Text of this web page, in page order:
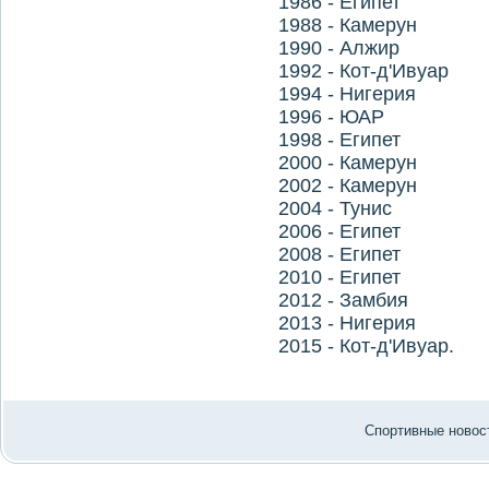
1988 - Камерун
1990 - Алжир
1992 - Кот-д'Ивуар
1994 - Нигерия
1996 - ЮАР
1998 - Египет
2000 - Камерун
2002 - Камерун
2004 - Тунис
2006 - Египет
2008 - Египет
2010 - Египет
2012 - Замбия
2013 - Нигерия
2015 - Кот-д'Ивуар.
Спортивные